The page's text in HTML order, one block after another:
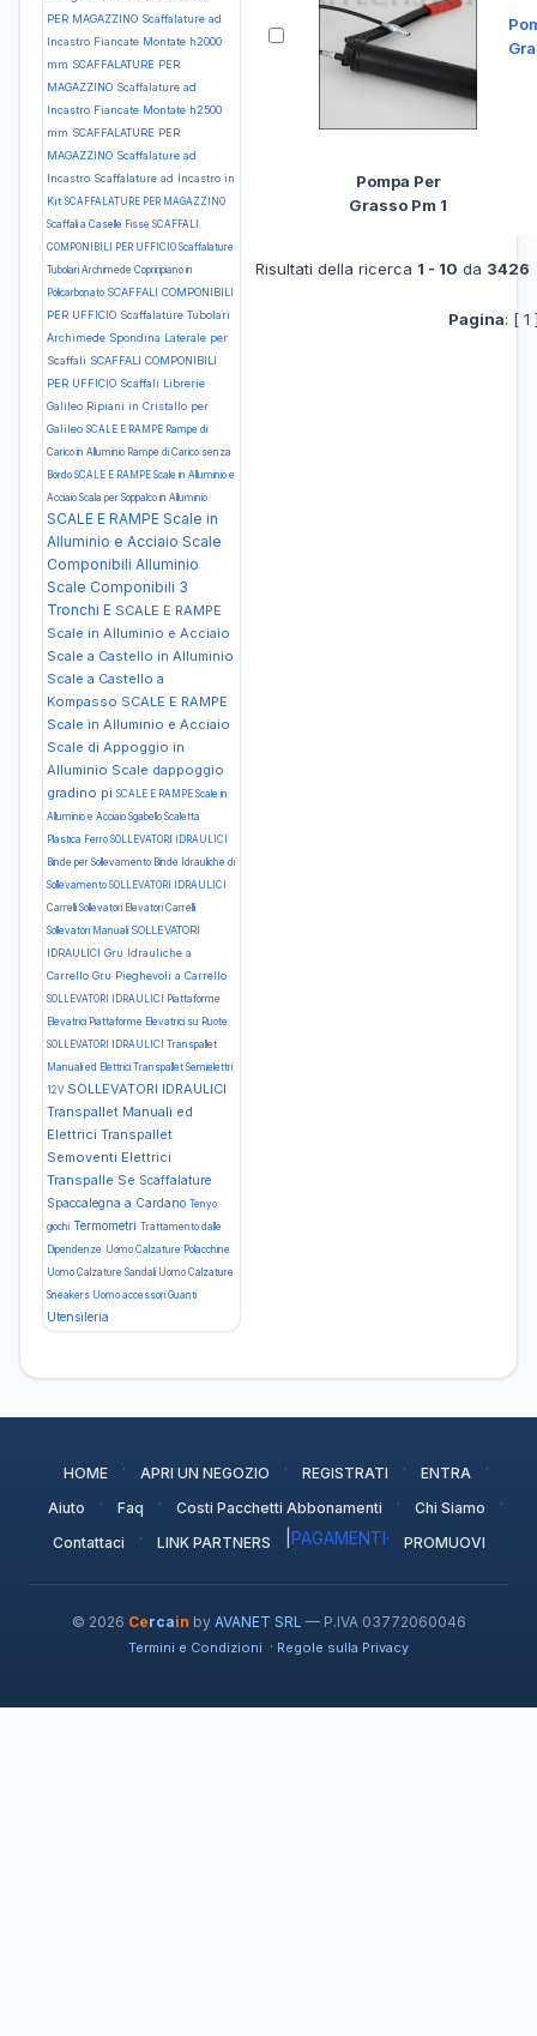
PER MAGAZZINO Scaffalature ad
Incastro Fiancate Montate h2000
mm SCAFFALATURE PER
MAGAZZINO Scaffalature ad
Incastro Fiancate Montate h2500
mm SCAFFALATURE PER
MAGAZZINO Scaffalature ad
Incastro Scaffalature ad Incastro in
Kit SCAFFALATURE PER MAGAZZINO
Scaffali a Caselle Fisse SCAFFALI
COMPONIBILI PER UFFICIO Scaffalature
Tubolari Archimede Copriripiano in
Policarbonato SCAFFALI COMPONIBILI
PER UFFICIO Scaffalature Tubolari
Archimede Spondina Laterale per
Scaffali SCAFFALI COMPONIBILI
PER UFFICIO Scaffali Librerie
Galileo Ripiani in Cristallo per
Galileo SCALE E RAMPE Rampe di
Carico in Alluminio Rampe di Carico senza
Bordo SCALE E RAMPE Scale in Alluminio e
Acciaio Scala per Soppalco in Alluminio
SCALE E RAMPE Scale in
Alluminio e Acciaio Scale
Componibili Alluminio
Scale Componibili 3
Tronchi E SCALE E RAMPE
Scale in Alluminio e Acciaio
Scale a Castello in Alluminio
Scale a Castello a
Kompasso SCALE E RAMPE
Scale in Alluminio e Acciaio
Scale di Appoggio in
Alluminio Scale dappoggio
gradino pi SCALE E RAMPE Scale in
Alluminio e Acciaio Sgabello Scaletta
Plastica Ferro SOLLEVATORI IDRAULICI
Binde per Sollevamento Binde Idrauliche di
Sollevamento SOLLEVATORI IDRAULICI
Carrelli Sollevatori Elevatori Carrelli
Sollevatori Manuali SOLLEVATORI
IDRAULICI Gru Idrauliche a
Carrello Gru Pieghevoli a Carrello
SOLLEVATORI IDRAULICI Piattaforme
Elevatrici Piattaforme Elevatrici su Ruote
SOLLEVATORI IDRAULICI Transpallet
Manuali ed Elettrici Transpallet Semielettri
12V SOLLEVATORI IDRAULICI
Transpallet Manuali ed
Elettrici Transpallet
Semoventi Elettrici
Transpalle Se Scaffalature
Spaccalegna a Cardano Tenyo
giochi Termometri Trattamento dalle
Dipendenze Uomo Calzature Polacchine
Uomo Calzature Sandali Uomo Calzature
Sneakers Uomo accessori Guanti
Utensileria
Pompa Per
Grasso Pm 1
Risultati della ricerca 1 - 10 da 3426
Pagina: [
HOME · APRI UN NEGOZIO · REGISTRATI · ENTRA ·
Aiuto · Faq · Costi Pacchetti Abbonamenti · Chi Siamo ·
Contattaci · LINK PARTNERS PAGAMENTI· PROMUOVI
© 2026 Cercain by AVANET SRL — P.IVA 03772060046
Termini e Condizioni · Regole sulla Privacy